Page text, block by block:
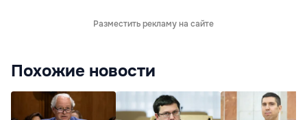
Разместить рекламу на сайте
Похожие новости